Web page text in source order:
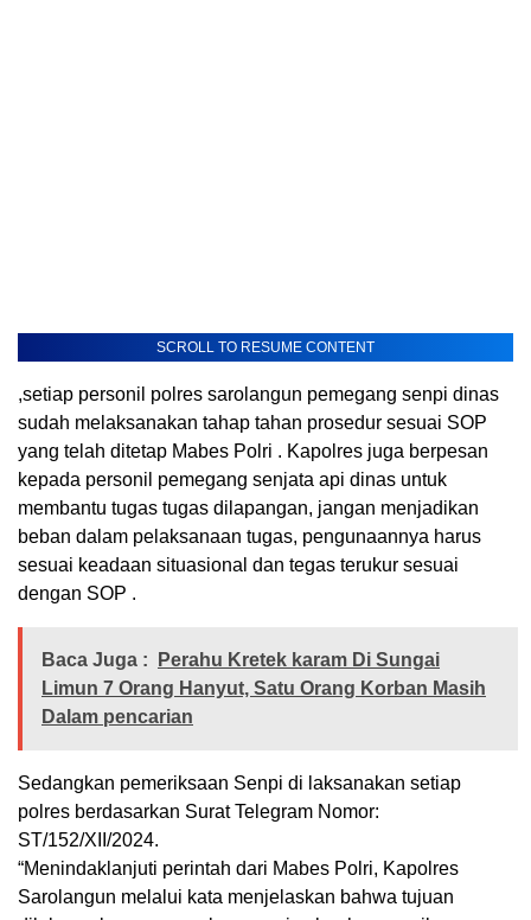
SCROLL TO RESUME CONTENT
,setiap personil polres sarolangun pemegang senpi dinas
sudah melaksanakan tahap tahan prosedur sesuai SOP
yang telah ditetap Mabes Polri . Kapolres juga berpesan
kepada personil pemegang senjata api dinas untuk
membantu tugas tugas dilapangan, jangan menjadikan
beban dalam pelaksanaan tugas, pengunaannya harus
sesuai keadaan situasional dan tegas terukur sesuai
dengan SOP .
Baca Juga :
Perahu Kretek karam Di Sungai
Limun 7 Orang Hanyut, Satu Orang Korban Masih
Dalam pencarian
Sedangkan pemeriksaan Senpi di laksanakan setiap
polres berdasarkan Surat Telegram Nomor:
ST/152/XII/2024.
“Menindaklanjuti perintah dari Mabes Polri, Kapolres
Sarolangun melalui kata menjelaskan bahwa tujuan